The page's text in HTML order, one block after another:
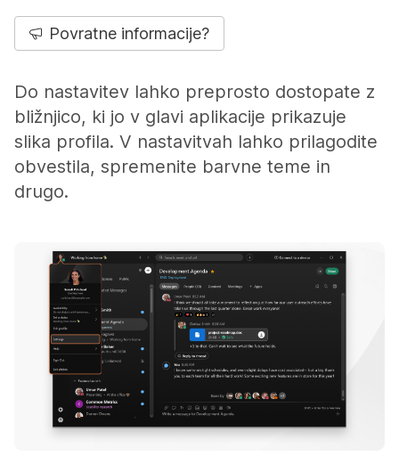
Povratne informacije?
Do nastavitev lahko preprosto dostopate z
bližnjico, ki jo v glavi aplikacije prikazuje
slika profila. V nastavitvah lahko prilagodite
obvestila, spremenite barvne teme in
drugo.